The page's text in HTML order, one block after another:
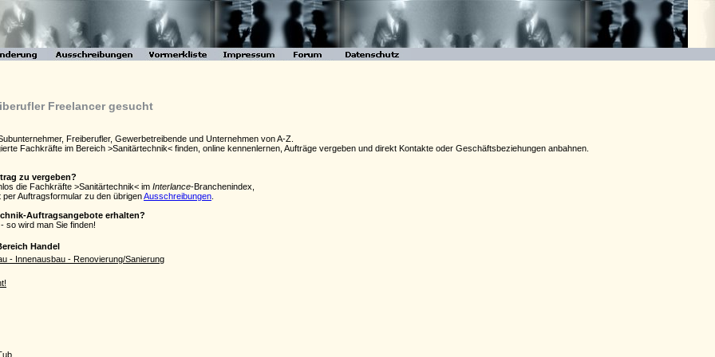
Freelancer gesucht
Freiberufler, Gewerbetreibende und Unternehmen von A-Z.
Fachkräfte im Bereich >Sanitärtechnik< finden, online kennenlernen, Aufträge vergeben und direkt Kontakte oder Geschäftsbeziehungen anbahnen.
zu vergeben?
die Fachkräfte >Sanitärtechnik< im Interlance-Branchenindex,
Auftragsformular zu den übrigenAusschreibungen
Auftragsangebote erhalten?
so wird man Sie finden!